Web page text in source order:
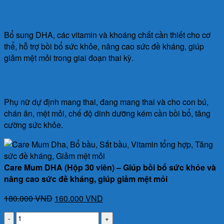
160.000 VND.
Bổ sung DHA, các vitamin và khoáng chất cần thiết cho cơ
thể, hỗ trợ bồi bổ sức khỏe, nâng cao sức đề kháng, giúp
giảm mệt mỏi trong giai đoạn thai kỳ.
Phụ nữ dự định mang thai, đang mang thai và cho con bú,
chán ăn, mệt mỏi, chế độ dinh dưỡng kém cần bồi bổ, tăng
cường sức khỏe.
Care Mum DHA (Hộp 30 viên) – Giúp bồi bổ sức khỏe và
nâng cao sức đề kháng, giúp giảm mệt mỏi
180.000VND Giá
gốc
160.000 VND
hiện
tại
Care